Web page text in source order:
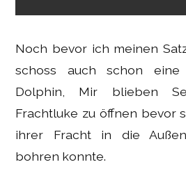
Noch bevor ich meinen
schoss auch schon
Dolphin, Mir blieben
Frachtluke zu öffnen bevor
ihrer Fracht in die
bohren konnte.